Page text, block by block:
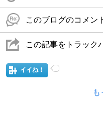
このブログのコメン
この記事をトラック
イイね！
も